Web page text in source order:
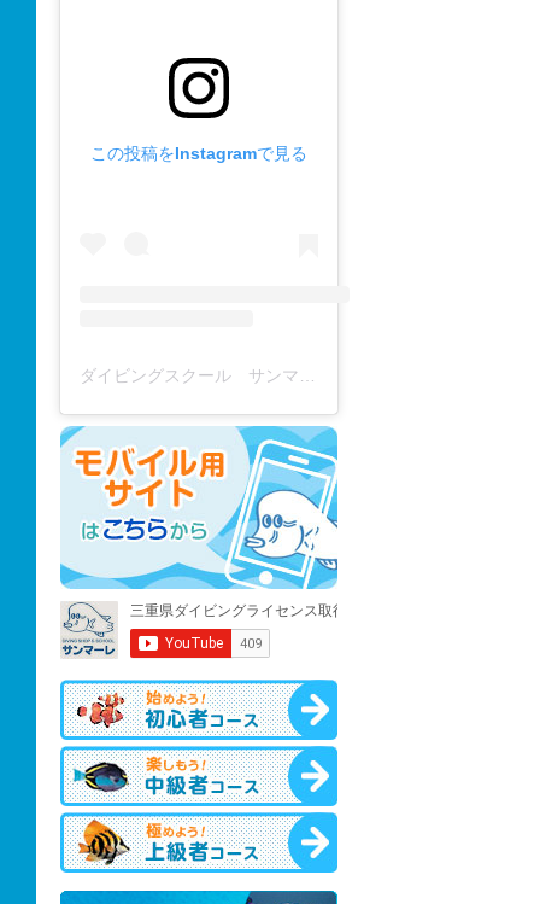
この投稿をInstagramで見る
ダイビングスクール サンマーレ / diving school(@diving_school_sanmare)がシェアした投稿